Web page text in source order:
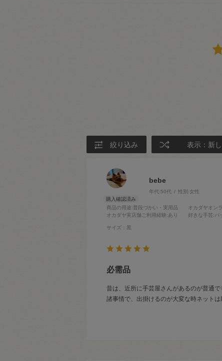
絞り込み 表示：新
bebe
年代:50代 性別:女性
商品の用途:普段づかい・実用品 オカダヤオン
オカダヤ実店舗ご利用経験:あり 好きな手芸:パ
サイズ：黒
必需品
昔は、近所に手芸屋さんがあるのが普通
諸事情で、出掛けるのが大変な時ネットは